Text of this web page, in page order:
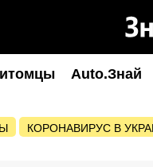
Auto.Знай
КОРОНАВИРУС В